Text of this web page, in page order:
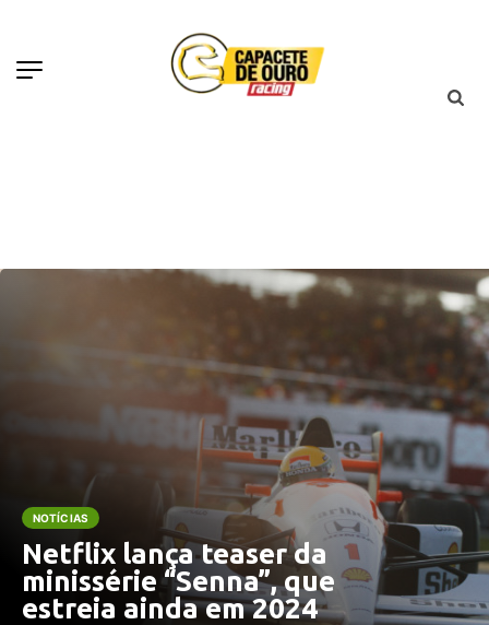
NOTÍCIAS
Netflix lança teaser da
minissérie “Senna”, que
estreia ainda em 2024